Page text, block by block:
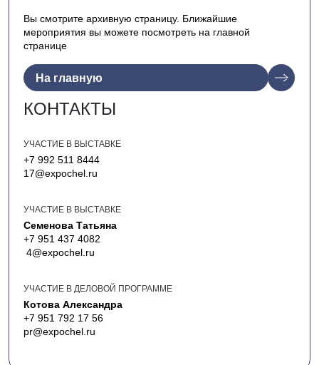
Вы смотрите архивную страницу. Ближайшие
мероприятия вы можете посмотреть на главной
странице
На главную
КОНТАКТЫ
УЧАСТИЕ В ВЫСТАВКЕ
+7 992 511 8444
17@expochel.ru
УЧАСТИЕ В ВЫСТАВКЕ
Семенова Татьяна
+7 951 437 4082
4@expochel.ru
УЧАСТИЕ В ДЕЛОВОЙ ПРОГРАММЕ
Котова Александра
+7 951 792 17 56
pr@expochel.ru